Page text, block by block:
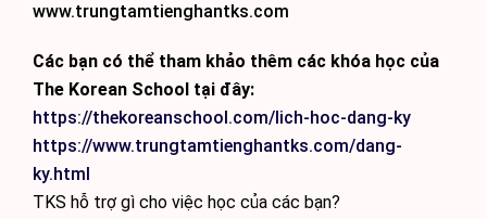
www.trungtamtienghantks.com
Các bạn có thể tham khảo thêm các khóa học của
The Korean School tại đây:
https://thekoreanschool.com/lich-hoc-dang-ky
https://www.trungtamtienghantks.com/dang-
ky.html
TKS hỗ trợ gì cho việc học của các bạn?